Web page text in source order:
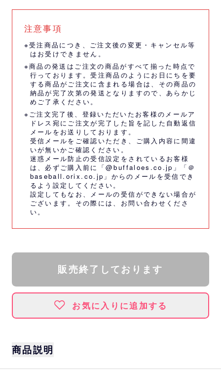
注意事項
※受注商品につき、ご注文後の変更・キャンセル等
はお受けできません。
※商品の発送はご注文の商品がすべて揃った時点で
行っております。受注商品のようにお日にちを要
する商品がご注文に含まれる場合は、その商品の
納品が完了次第の発送となりますので、あらかじ
めご了承ください。
※ご注文完了後、登録いただいたお客様のメールア
ドレス宛にご注文が完了した旨を記した自動返信
メールをお送りしております。
受信メールをご確認いただき、ご購入内容に間違
いが無いかご確認ください。
迷惑メール防止の受信設定をされているお客様
は、必ずご購入前に「@buffaloes.co.jp」「＠
baseball.orix.co.jp」からのメールを受信でき
るよう設定してください。
設定してもなお、メールの受信ができない場合が
ございます。その際には、 お問い合わせくださ
い。
販売終了しております
お気に入りに追加する
商品説明